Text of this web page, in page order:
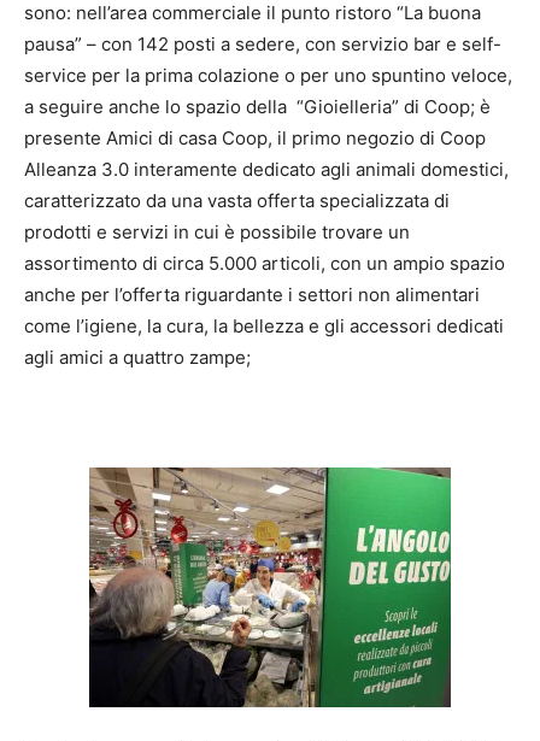
sono: nell’area commerciale il punto ristoro “La buona
pausa” – con 142 posti a sedere, con servizio bar e self-
service per la prima colazione o per uno spuntino veloce,
a seguire anche lo spazio della “Gioielleria” di Coop; è
presente Amici di casa Coop, il primo negozio di Coop
Alleanza 3.0 interamente dedicato agli animali domestici,
caratterizzato da una vasta offerta specializzata di
prodotti e servizi in cui è possibile trovare un
assortimento di circa 5.000 articoli, con un ampio spazio
anche per l’offerta riguardante i settori non alimentari
come l’igiene, la cura, la bellezza e gli accessori dedicati
agli amici a quattro zampe;